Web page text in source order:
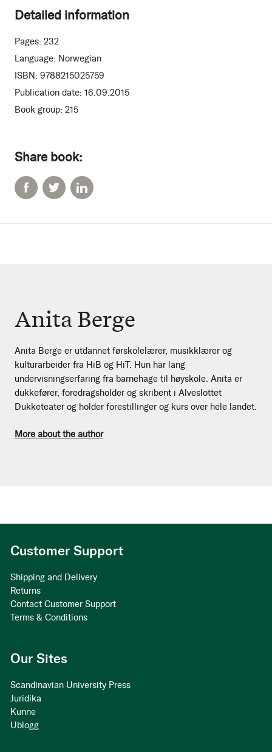
Share book:
Detailed information
Pages: 232
Language: Norwegian
ISBN: 9788215025759
Publication date: 16.09.2015
Book group: 215
Anita Berge
Anita Berge er utdannet førskolelærer, musikklærer og
kulturarbeider fra HiB og HiT. Hun har lang
undervisningserfaring fra barnehage til høyskole. Anita er
dukkefører, foredragsholder og skribent i Alveslottet
Dukketeater og holder forestillinger og kurs over hele landet.
More about the author
Customer Support
Shipping and Delivery
Returns
Contact Customer Support
Terms & Conditions
Our Sites
Scandinavian University Press
Juridika
Kunne
Ublogg